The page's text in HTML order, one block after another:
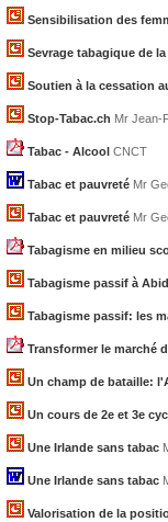
Sensibilisation des
Sevrage tabagique de
Soutien à la cessation
Stop-Tabac.ch Mr Jean-
Tabac - Alcool CNCT
Tabac et pauvreté Mr
Tabac et pauvreté Mr
Tabagisme en milieu
Tabagisme passif à
Tabagisme passif: les
Transformer le marché
Un champ de bataille:
Un cours de 2e et 3e
Une Irlande sans tabac
Une Irlande sans tabac
Valorisation de la